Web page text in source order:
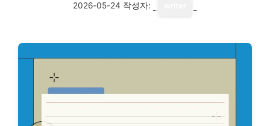
2026-05-24 작성자: